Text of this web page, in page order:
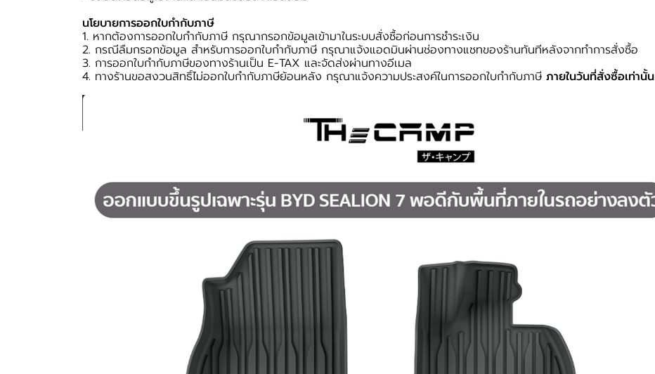
นโยบายการออกใบกำกับภาษี
1. หากต้องการออกใบกำกับภาษี กรุณากรอกข้อมูลเข้ามาในระบบสั่งซื้อก่อนการชำระเงิน
2. กรณีลืมกรอกข้อมูล สำหรับการออกใบกำกับภาษี กรุณาแจ้งแอดมินผ่านช่องทางแชทของร้านทันทีหลังจากทำการสั่งซื้อ
3. การออกใบกำกับภาษีของทางร้านเป็น E-TAX และจัดส่งผ่านทางอีเมล
4. ทางร้านขอสงวนสิทธิ์ไม่ออกใบกำกับภาษีย้อนหลัง กรุณาแจ้งความประสงค์ในการออกใบกำกับภาษี ภายในวันที่สั่งซื้อเท่านั้น